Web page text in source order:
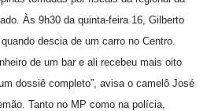
Às 9h30 da quinta-feira 16, Gilberto
descia de um carro no Centro.
de um bar e ali recebeu mais oito
dossiê completo”, avisa o camelô José
Tanto no MP como na polícia,